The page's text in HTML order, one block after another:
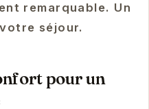
remarquable. Un
séjour.
pour un